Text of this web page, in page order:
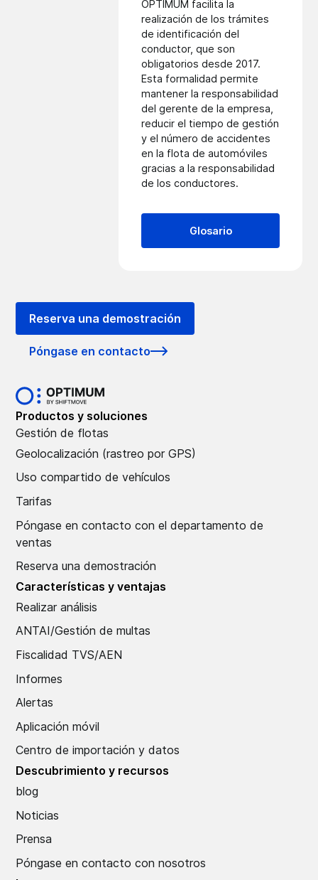
OPTIMUM facilita la
realización de los trámites
de identificación del
conductor, que son
obligatorios desde 2017.
Esta formalidad permite
mantener la responsabilidad
del gerente de la empresa,
reducir el tiempo de gestión
y el número de accidentes
en la flota de automóviles
gracias a la responsabilidad
de los conductores.
Glosario
Reserva una demostración
Póngase en contacto
Productos y soluciones
Gestión de flotas
Geolocalización (rastreo por GPS)
Uso compartido de vehículos
Tarifas
Póngase en contacto con el departamento de
ventas
Reserva una demostración
Características y ventajas
Realizar análisis
ANTAI/Gestión de multas
Fiscalidad TVS/AEN
Informes
Alertas
Aplicación móvil
Centro de importación y datos
Descubrimiento y recursos
blog
Noticias
Prensa
Póngase en contacto con nosotros